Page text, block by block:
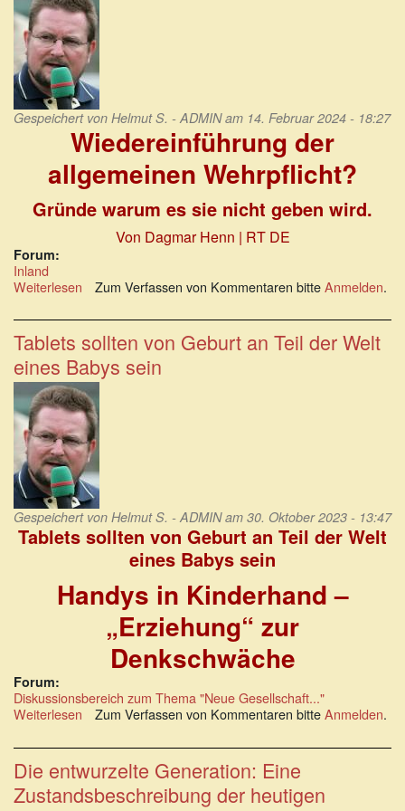
Gespeichert von Helmut S. - ADMINam 14. Februar 2024 - 18:27
Wiedereinführung der
allgemeinen Wehrpflicht?
Gründe warum es sie nicht geben wird.
Von Dagmar Henn | RT DE
Forum:
Inland
Weiterlesen über
der
allgemeinen
Wehrpflicht?
Zum Verfassen von Kommentaren bitteAnmelden.
Tablets sollten von Geburt an Teil der Welt
eines Babys sein
Gespeichert von Helmut S. - ADMINam 30. Oktober 2023 - 13:47
Tablets sollten von Geburt an Teil der Welt
eines Babys sein
Handys in Kinderhand –
„Erziehung“ zur
Denkschwäche
Forum:
Diskussionsbereich zum Thema "Neue Gesellschaft..."
Weiterlesen über
sollten
von
Geburt
an
Zum Verfassen von Kommentaren bitteAnmelden.
Die entwurzelte Generation: Eine
Zustandsbeschreibung der heutigen